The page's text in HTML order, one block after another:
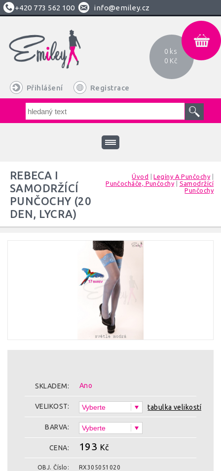
+420 773 562 100 info@emiley.cz
Přihlášení Registrace
0 ks
0 Kč
Úvod |Legíny A Punčochy
Punčocháče, Punčochy
Samodržící
Punčochy
REBECA I
SAMODRŽÍCÍ
PUNČOCHY (20
DEN, LYCRA)
SKLADEM: Ano
VELIKOST: tabulka velikostí
BARVA:
CENA: 193 Kč
OBJ. Číslo: RX305051020